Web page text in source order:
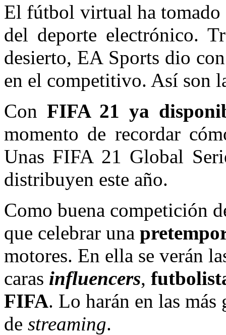
El fútbol virtual ha
del deporte electrónico.
desierto, EA Sports dio
en el competitivo. Así son
Con FIFA 21 ya
momento de recordar
Unas FIFA 21 Global
distribuyen este año.
Como buena competición
que celebrar una
motores. En ella se verán
caras influencers,
FIFA. Lo harán en las más
de streaming.